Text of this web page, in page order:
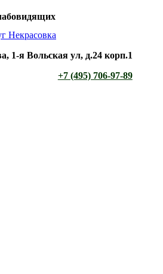
1-я Вольская ул, д.24 корп.1
+7 (495) 706-97-89